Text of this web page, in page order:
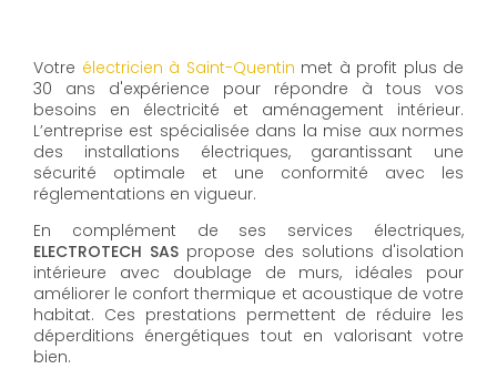
Votre électricien à Saint-Quentin met à profit plus de
30 ans d'expérience pour répondre à tous vos
besoins en électricité et aménagement intérieur.
L’entreprise est spécialisée dans la mise aux normes
des installations électriques, garantissant une
sécurité optimale et une conformité avec les
réglementations en vigueur.
En complément de ses services électriques,
ELECTROTECH SAS propose des solutions d'isolation
intérieure avec doublage de murs, idéales pour
améliorer le confort thermique et acoustique de votre
habitat. Ces prestations permettent de réduire les
déperditions énergétiques tout en valorisant votre
bien.